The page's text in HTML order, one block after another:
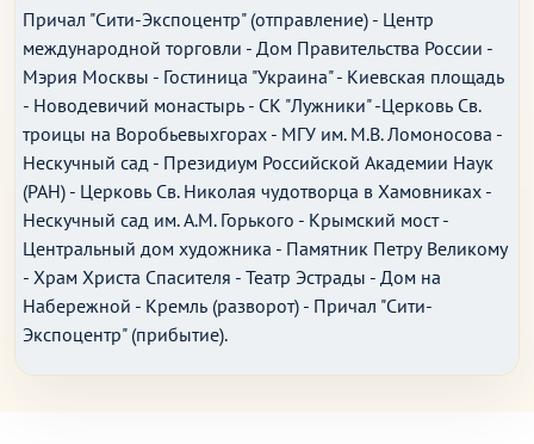
Причал "Сити-Экспоцентр" (отправление) - Центр
международной торговли - Дом Правительства России -
Мэрия Москвы - Гостиница "Украина" - Киевская площадь
- Новодевичий монастырь - СК "Лужники" -Церковь Св.
троицы на Воробьевыхгорах - МГУ им. М.В. Ломоносова -
Нескучный сад - Президиум Российской Академии Наук
(РАН) - Церковь Св. Николая чудотворца в Хамовниках -
Нескучный сад им. А.М. Горького - Крымский мост -
Центральный дом художника - Памятник Петру Великому
- Храм Христа Спасителя - Театр Эстрады - Дом на
Набережной - Кремль (разворот) - Причал "Сити-
Экспоцентр" (прибытие).